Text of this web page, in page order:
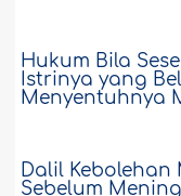
Hukum Bila
Istrinya yang
Menyentuhnya
Dalil Kebolehan
Sebelum